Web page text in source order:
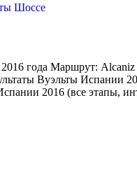
Шоссе
2016 года Маршрут:
Вуэльты Испании
2016 (все этапы,